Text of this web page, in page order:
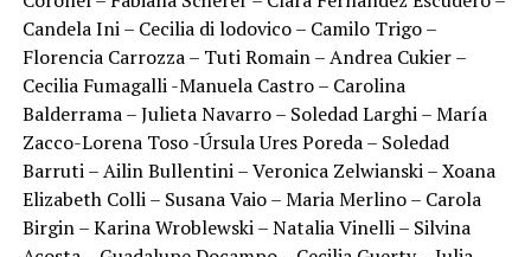
Candela Ini – Cecilia di lodovico – Camilo Trigo –
Florencia Carrozza – Tuti Romain – Andrea Cukier –
Cecilia Fumagalli -Manuela Castro – Carolina
Balderrama – Julieta Navarro – Soledad Larghi – María
Zacco-Lorena Toso -Úrsula Ures Poreda – Soledad
Barruti – Ailin Bullentini – Veronica Zelwianski – Xoana
Elizabeth Colli – Susana Vaio – Maria Merlino – Carola
Birgin – Karina Wroblewski – Natalia Vinelli – Silvina